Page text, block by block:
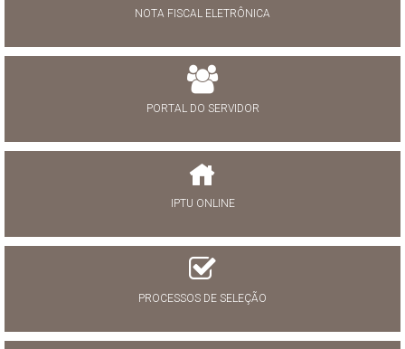
NOTA FISCAL ELETRÔNICA
PORTAL DO SERVIDOR
IPTU ONLINE
PROCESSOS DE SELEÇÃO